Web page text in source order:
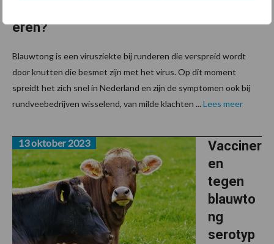
eren?
Blauwtong is een virusziekte bij runderen die verspreid wordt
door knutten die besmet zijn met het virus. Op dit moment
spreidt het zich snel in Nederland en zijn de symptomen ook bij
rundveebedrijven wisselend, van milde klachten ... Lees meer
Vacciner
en
tegen
blauwto
ng
serotyp
13 oktober 2023